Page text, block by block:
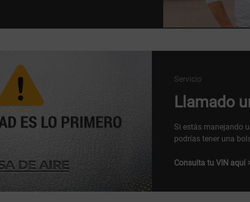
Servicio
Llamado
Si estás manejando
podrías tener una
Consulta tu VIN aquí